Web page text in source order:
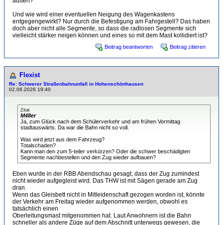
Und wie wird einer eventuellen Neigung des Wagenkastens
entgegengewirkt? Nur durch die Befestigung am Fahrgestell? Das haben
doch aber nicht alle Segmente, so dass die radlosen Segmente sich
vielleicht stärker neigen können und eines so mit dem Mast kollidiert ist?
Beitrag beantworten Beitrag zitieren
Flexist
Re: Schwerer Straßenbahnunfall in Hohenschönhausen
02.06.2026 19:40
Zitat
M48er
Ja, zum Glück nach dem Schülerverkehr und am frühen Vormittag
stadtauswärts. Da war die Bahn nicht so voll.
Was wird jetzt aus dem Fahrzeug?
Totalschaden?
Kann man den zum 5-teiler verkürzen? Oder die schwer beschädigten
Segmente nachbestellen und den Zug wieder aufbauen?
Eben wurde in der RBB Abendschau gesagt, dass der Zug zumindest
nicht wieder aufgegleist wird. Das THW ist mit Sägen gerade am Zug
dran.
Wenn das Gleisbett nicht in Mitleidenschaft gezogen worden ist, könnte
der Verkehr am Freitag wieder aufgenommen werden, obwohl es
tatsächlich einen
Oberleitungsmast mitgenommen hat. Laut Anwohnern ist die Bahn
schneller als andere Züge auf dem Abschnitt unterwegs gewesen, die